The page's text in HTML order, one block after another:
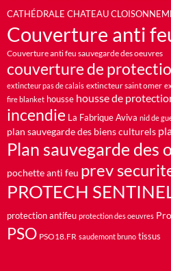
CATHÉDRALE CHATEAU
Couverture anti
Couverture anti feu sauvegarde des oeuvres
couverture de
extincteur pas de calais extincteur saint omer
fire blanket housse housse de
incendie La Fabrique Aviva nid de
plan sauvegarde des biens culturels
Plan sauvegarde des
pochette anti feu prev
PROTECH
protection antifeu protection des oeuvres
PSO PSO18.FR saudemont bruno tissus